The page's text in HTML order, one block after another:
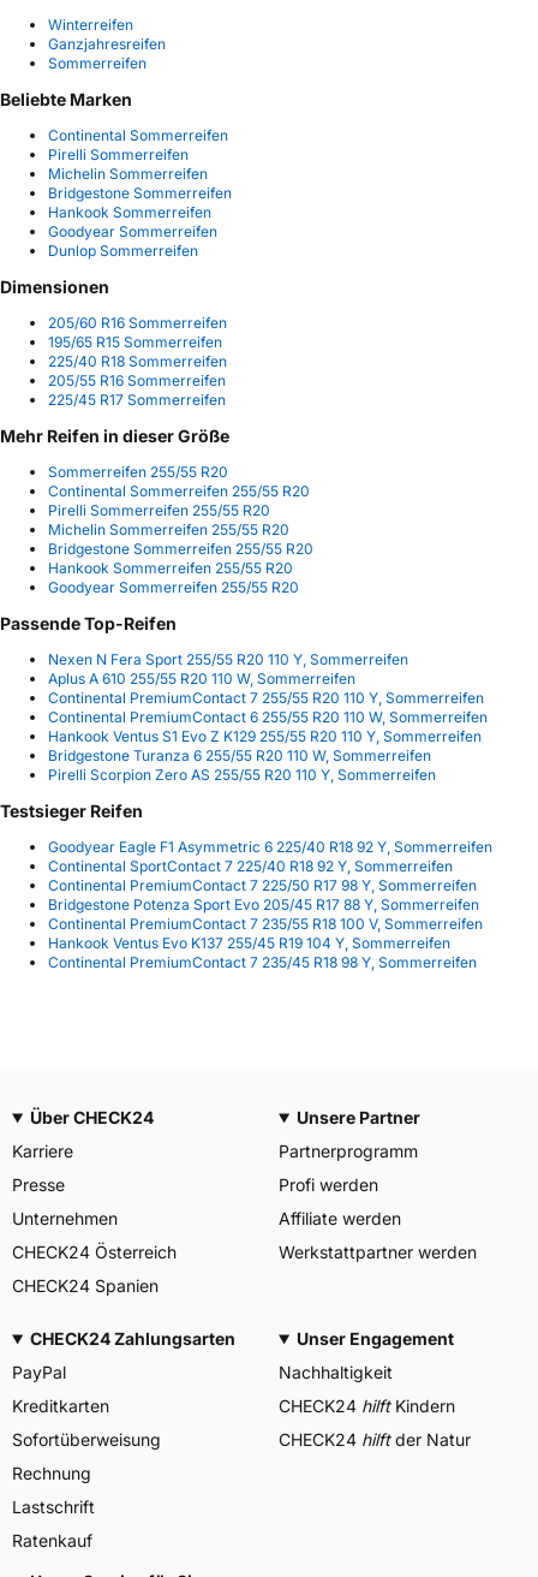
Winterreifen
Ganzjahresreifen
Sommerreifen
Beliebte Marken
Continental Sommerreifen
Pirelli Sommerreifen
Michelin Sommerreifen
Bridgestone Sommerreifen
Hankook Sommerreifen
Goodyear Sommerreifen
Dunlop Sommerreifen
Dimensionen
205/60 R16 Sommerreifen
195/65 R15 Sommerreifen
225/40 R18 Sommerreifen
205/55 R16 Sommerreifen
225/45 R17 Sommerreifen
Mehr Reifen in dieser Größe
Sommerreifen 255/55 R20
Continental Sommerreifen 255/55 R20
Pirelli Sommerreifen 255/55 R20
Michelin Sommerreifen 255/55 R20
Bridgestone Sommerreifen 255/55 R20
Hankook Sommerreifen 255/55 R20
Goodyear Sommerreifen 255/55 R20
Passende Top-Reifen
Nexen N Fera Sport 255/55 R20 110 Y, Sommerreifen
Aplus A 610 255/55 R20 110 W, Sommerreifen
Continental PremiumContact 7 255/55 R20 110 Y, Sommerreifen
Continental PremiumContact 6 255/55 R20 110 W, Sommerreifen
Hankook Ventus S1 Evo Z K129 255/55 R20 110 Y, Sommerreifen
Bridgestone Turanza 6 255/55 R20 110 W, Sommerreifen
Pirelli Scorpion Zero AS 255/55 R20 110 Y, Sommerreifen
Testsieger Reifen
Goodyear Eagle F1 Asymmetric 6 225/40 R18 92 Y, Sommerreifen
Continental SportContact 7 225/40 R18 92 Y, Sommerreifen
Continental PremiumContact 7 225/50 R17 98 Y, Sommerreifen
Bridgestone Potenza Sport Evo 205/45 R17 88 Y, Sommerreifen
Continental PremiumContact 7 235/55 R18 100 V, Sommerreifen
Hankook Ventus Evo K137 255/45 R19 104 Y, Sommerreifen
Continental PremiumContact 7 235/45 R18 98 Y, Sommerreifen
Über CHECK24
Karriere
Presse
Unternehmen
CHECK24 Österreich
CHECK24 Spanien
Unsere Partner
Partnerprogramm
Profi werden
Affiliate werden
Werkstattpartner werden
CHECK24 Zahlungsarten
PayPal
Kreditkarten
Sofortüberweisung
Rechnung
Lastschrift
Ratenkauf
Unser Engagement
Nachhaltigkeit
CHECK24 hilftKindern
CHECK24 hilftder Natur